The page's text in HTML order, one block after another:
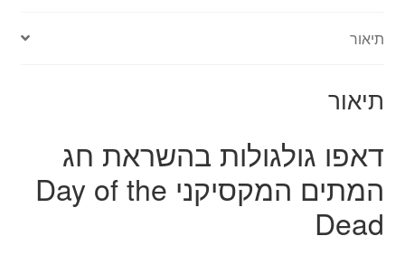
Dead
תיאור
תיאור
דאפו גולגולות בהשראת חג
המתים המקסיקני Day of the
Dead